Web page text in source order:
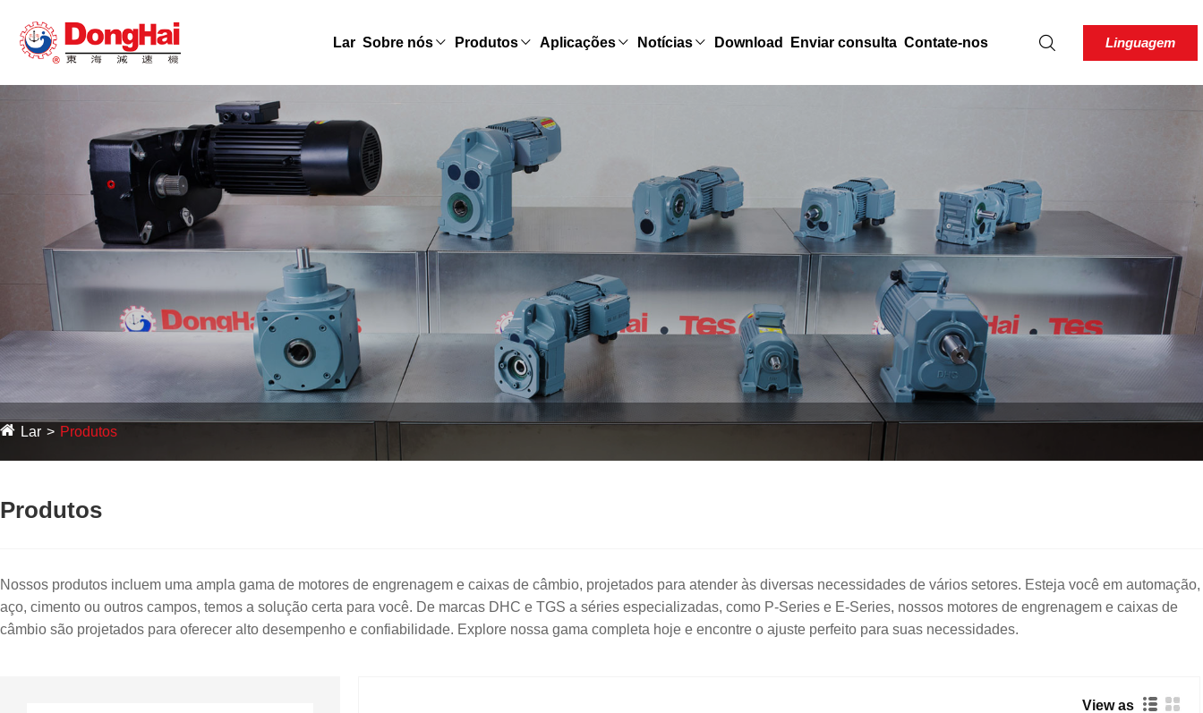
Lar Sobre nós Produtos Aplicações Notícias Download Enviar consulta Contate-nos Linguagem
Lar Produtos
Produtos
Nossos produtos incluem uma ampla gama de motores de engrenagem e caixas de câmbio, projetados para atender às diversas necessidades de vários setores. Esteja você em automação,
aço, cimento ou outros campos, temos a solução certa para você. De marcas DHC e TGS a séries especializadas, como P-Series e E-Series, nossos motores de engrenagem e caixas de
câmbio são projetados para oferecer alto desempenho e confiabilidade. Explore nossa gama completa hoje e encontre o ajuste perfeito para suas necessidades.
View as